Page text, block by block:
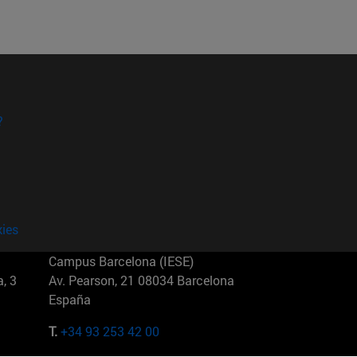
3
Campus Barcelona (IESE)
Av. Pearson, 21 08034 Barcelona
España
T.+34 93 253 42 00